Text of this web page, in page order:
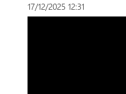
17/12/2025 12:31